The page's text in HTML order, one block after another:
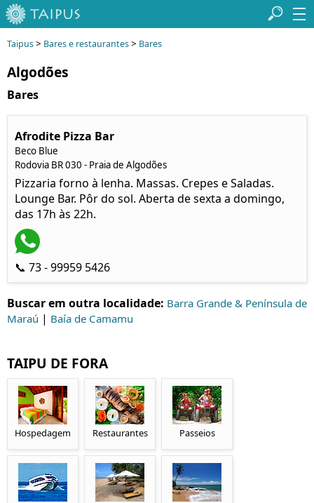
Taipus> Bares e restaurantes> Bares
Algodões
Bares
Afrodite Pizza Bar
Beco Blue
Rodovia BR 030 - Praia de Algodões
Pizzaria forno à lenha. Massas. Crepes e Saladas.
Lounge Bar. Pôr do sol. Aberta de sexta a domingo,
das 17h às 22h.
📞 73 - 99959 5426
Buscar em outra localidade: Barra Grande & Península de
Maraú | Baía de Camamu
TAIPU DE FORA
Hospedagem Restaurantes Passeios